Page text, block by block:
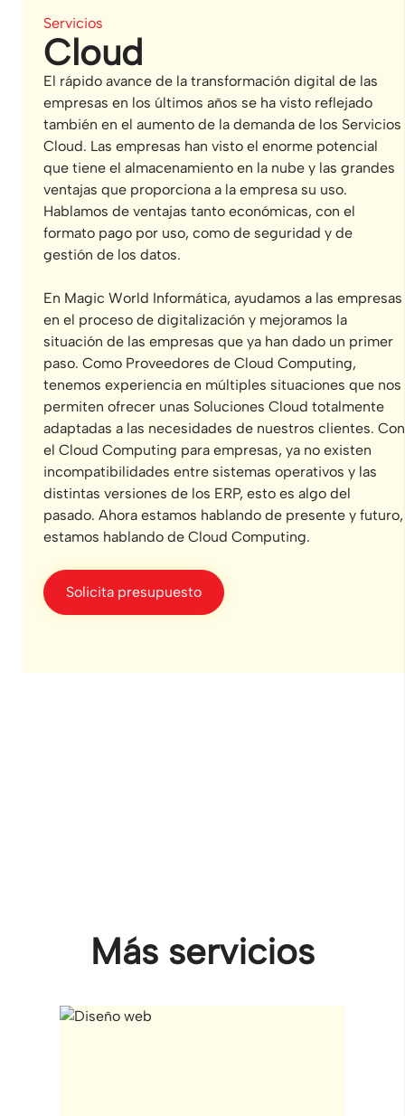
Servicios
Cloud
El rápido avance de la transformación digital de las
empresas en los últimos años se ha visto reflejado
también en el aumento de la demanda de los Servicios
Cloud. Las empresas han visto el enorme potencial
que tiene el almacenamiento en la nube y las grandes
ventajas que proporciona a la empresa su uso.
Hablamos de ventajas tanto económicas, con el
formato pago por uso, como de seguridad y de
gestión de los datos.
En Magic World Informática, ayudamos a las empresas
en el proceso de digitalización y mejoramos la
situación de las empresas que ya han dado un primer
paso. Como Proveedores de Cloud Computing,
tenemos experiencia en múltiples situaciones que nos
permiten ofrecer unas Soluciones Cloud totalmente
adaptadas a las necesidades de nuestros clientes. Con
el Cloud Computing para empresas, ya no existen
incompatibilidades entre sistemas operativos y las
distintas versiones de los ERP, esto es algo del
pasado. Ahora estamos hablando de presente y futuro,
estamos hablando de Cloud Computing.
Solicita presupuesto
Más servicios